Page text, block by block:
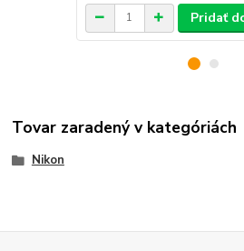
Pridať
Tovar zaradený v kategóriách
Nikon